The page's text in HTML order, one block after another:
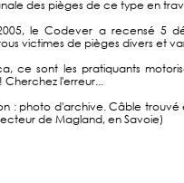
des pièges de ce type en
le Codever a recensé 5
victimes de pièges divers et
ce sont les pratiquants
Cherchez l'erreur...
: photo d'archive. Câble
de Magland, en Savoie)